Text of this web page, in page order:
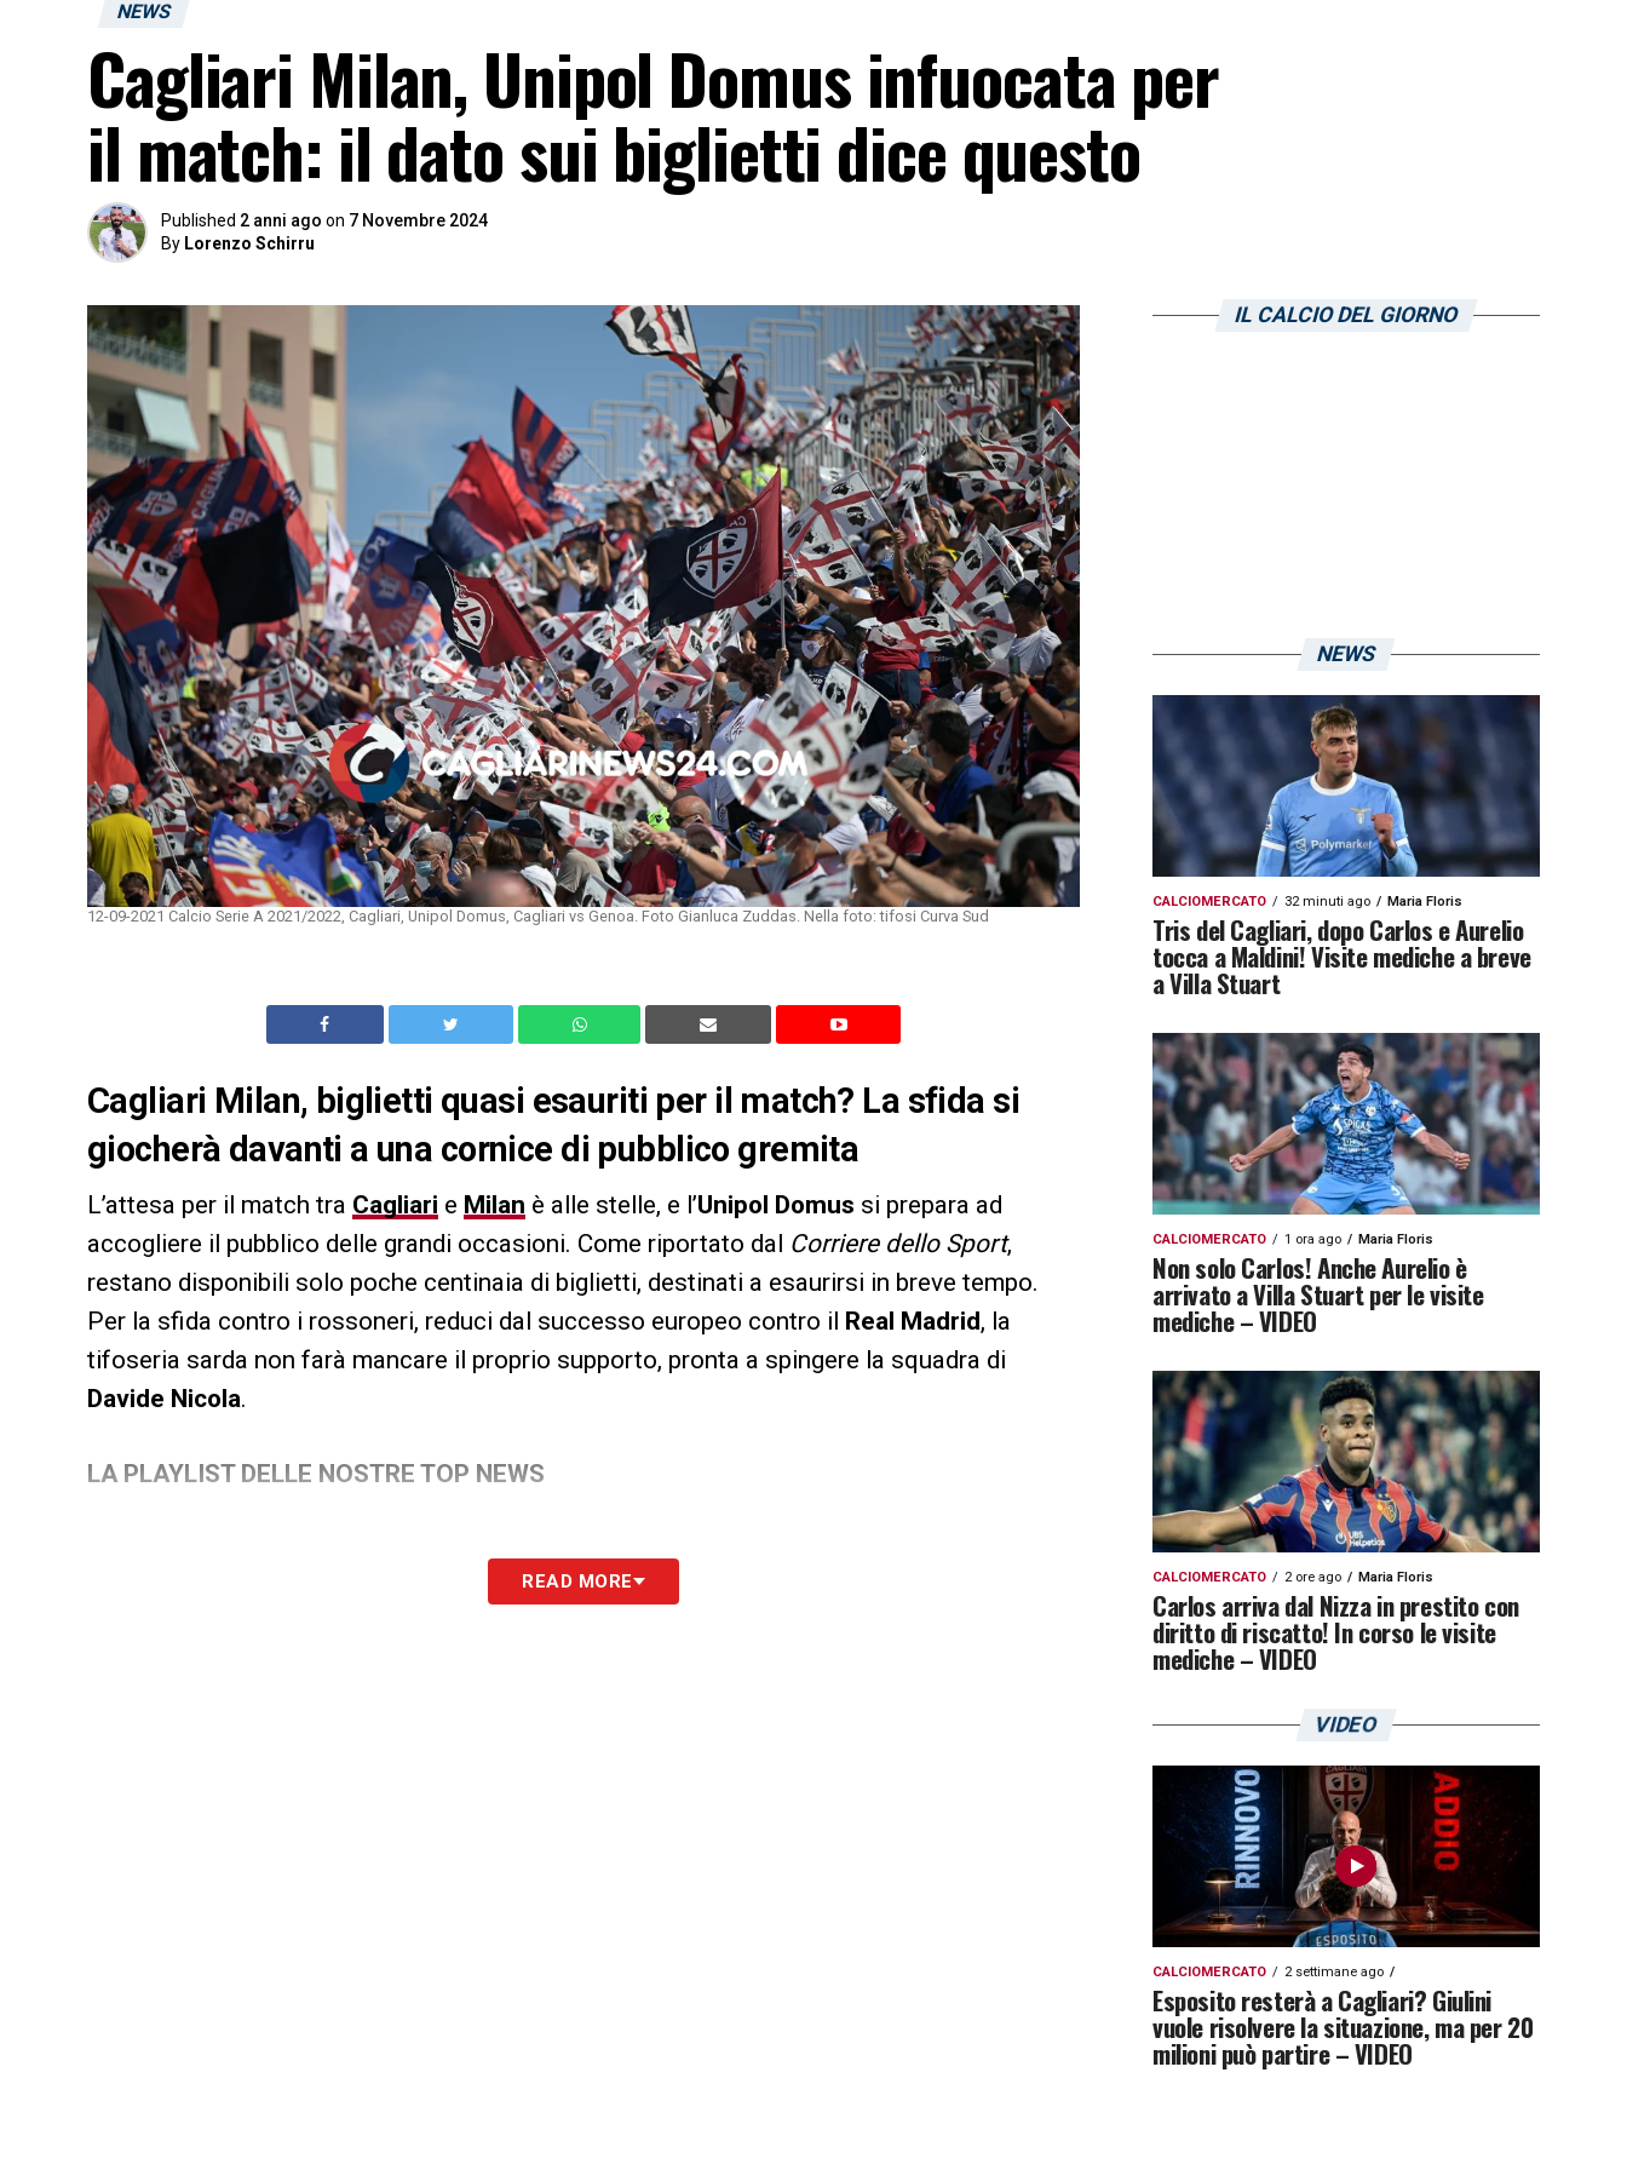
NEWS
Cagliari Milan, Unipol Domus infuocata per
il match: il dato sui biglietti dice questo
Published 2 anni ago on 7 Novembre 2024
By Lorenzo Schirru
12-09-2021 Calcio Serie A 2021/2022, Cagliari, Unipol Domus, Cagliari vs Genoa. Foto Gianluca Zuddas. Nella foto: tifosi Curva Sud
Cagliari Milan, biglietti quasi esauriti per il match? La sfida si
giocherà davanti a una cornice di pubblico gremita
L’attesa per il match tra Cagliari e Milan è alle stelle, e l’Unipol Domus si prepara ad
accogliere il pubblico delle grandi occasioni. Come riportato dal Corriere dello Sport,
restano disponibili solo poche centinaia di biglietti, destinati a esaurirsi in breve tempo.
Per la sfida contro i rossoneri, reduci dal successo europeo contro il
Real Madrid, la
tifoseria sarda non farà mancare il proprio supporto, pronta a spingere la squadra di
Davide Nicola.
LA PLAYLIST DELLE NOSTRE TOP NEWS
READ MORE
IL CALCIO DEL GIORNO
NEWS
CALCIOMERCATO 32 minuti ago Maria Floris
Tris del Cagliari, dopo Carlos e Aurelio
tocca a Maldini! Visite mediche a breve
a Villa Stuart
CALCIOMERCATO 1 ora ago Maria Floris
Non solo Carlos! Anche Aurelio è
arrivato a Villa Stuart per le visite
mediche – VIDEO
CALCIOMERCATO 2 ore ago Maria Floris
Carlos arriva dal Nizza in prestito con
diritto di riscatto! In corso le visite
mediche – VIDEO
VIDEO
CALCIOMERCATO 2 settimane ago
Esposito resterà a Cagliari? Giulini
vuole risolvere la situazione, ma per 20
milioni può partire – VIDEO